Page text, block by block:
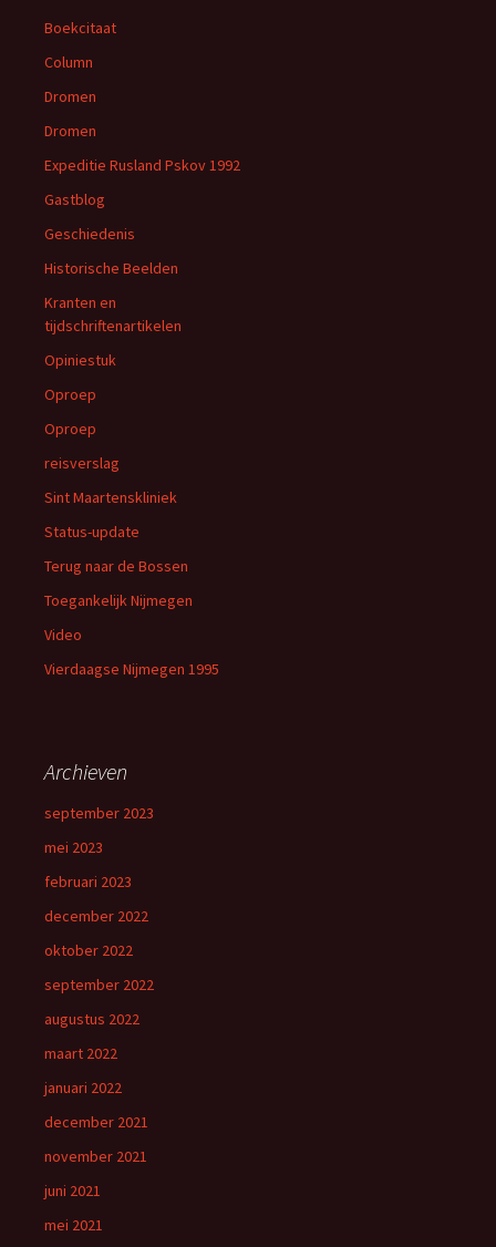
Boekcitaat
Column
Dromen
Dromen
Expeditie Rusland Pskov 1992
Gastblog
Geschiedenis
Historische Beelden
Kranten en
tijdschriftenartikelen
Opiniestuk
Oproep
Oproep
reisverslag
Sint Maartenskliniek
Status-update
Terug naar de Bossen
Toegankelijk Nijmegen
Video
Vierdaagse Nijmegen 1995
Archieven
september 2023
mei 2023
februari 2023
december 2022
oktober 2022
september 2022
augustus 2022
maart 2022
januari 2022
december 2021
november 2021
juni 2021
mei 2021